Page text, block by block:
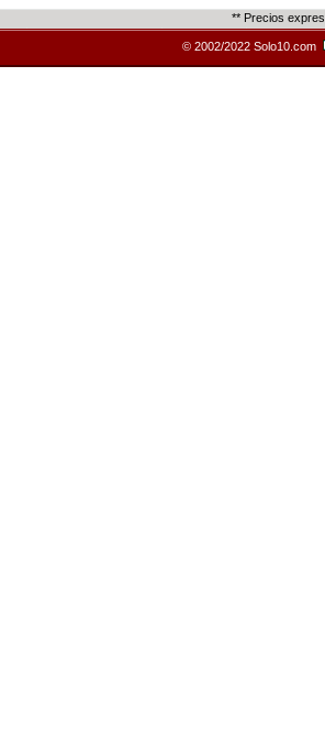
** Precios
© 2002/2022 Solo10.com